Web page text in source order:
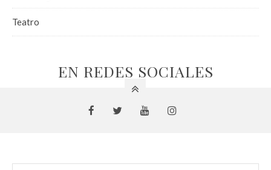
Teatro
EN REDES SOCIALES